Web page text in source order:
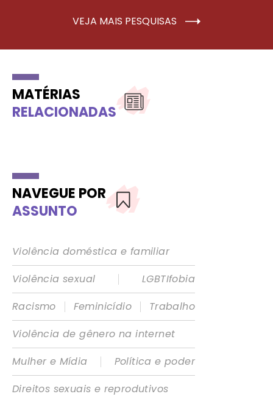
VEJA MAIS PESQUISAS
MATÉRIAS
RELACIONADAS
NAVEGUE POR
ASSUNTO
Violência doméstica e familiar
Violência sexual
|
LGBTIfobia
Racismo
| Feminicídio |
Trabalho
Violência de gênero na internet
Mulher e Mídia
|
Política e poder
Direitos sexuais e reprodutivos